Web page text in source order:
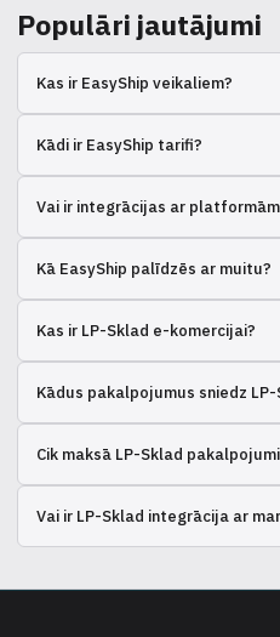
Populāri jautājumi
Kas ir EasyShip veikaliem?
automatizāciju.
Kādi ir EasyShip tarifi?
pārvadātājiem. Apskatiet viņu
Vai ir integrācijas ar
platformām.
Kā EasyShip palīdzēs ar muitu?
aprēķināšanai.
Kas ir LP-Sklad e-komercijai?
un nosūtīšanai.
Kādus pakalpojumus sniedz LP-
piegāde un atgriešana.
Cik maksā LP-Sklad
nepieciešamajiem pakalpojumiem.
Vai ir LP-Sklad integrācija ar
sistēmām.